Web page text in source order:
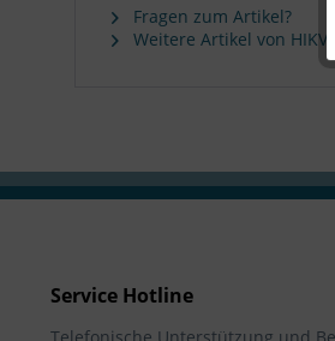
Fragen zum Artikel?
Weitere Artikel von
Service Hotline